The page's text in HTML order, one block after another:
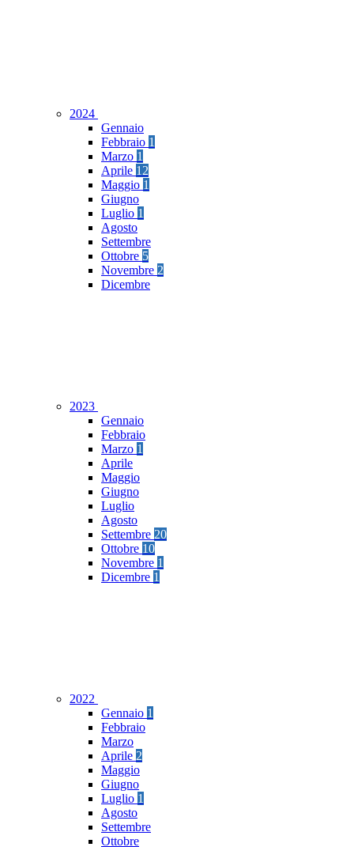
2024
Gennaio
Febbraio 1
Marzo 1
Aprile 12
Maggio 1
Giugno
Luglio 1
Agosto
Settembre
Ottobre 5
Novembre 2
Dicembre
2023
Gennaio
Febbraio
Marzo 1
Aprile
Maggio
Giugno
Luglio
Agosto
Settembre 20
Ottobre 10
Novembre 1
Dicembre 1
2022
Gennaio 1
Febbraio
Marzo
Aprile 2
Maggio
Giugno
Luglio 1
Agosto
Settembre
Ottobre